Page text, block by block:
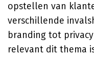
opstellen van
verschillende
branding tot
relevant dit thema